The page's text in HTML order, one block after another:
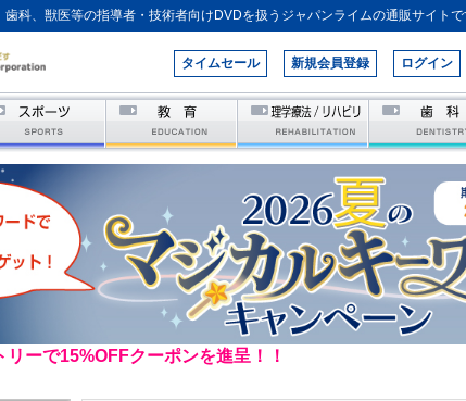
科、獣医等の指導者・技術者向けDVDを扱うジャパンライムの通販サイトで
タイムセール 新規会員登録 ログイン
リーで15%OFFクーポンを進呈！！